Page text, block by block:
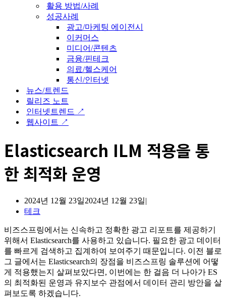
활용 방법/사례
성공사례
광고/마케팅 에이전시
이커머스
미디어/콘텐츠
금융/핀테크
의료/헬스케어
통신/인터넷
뉴스/트렌드
릴리즈 노트
인터넷트렌드 ↗
웹사이트 ↗
Elasticsearch ILM 적용을 통
한 최적화 운영
2024년 12월 23일2024년 12월 23일
테크
비즈스프링에서는 신속하고 정확한 광고 리포트를 제공하기
위해서 Elasticsearch를 사용하고 있습니다. 필요한 광고 데이터
를 빠르게 검색하고 집계하여 보여주기 때문입니다. 이전 블로
그 글에서는 Elasticsearch의 장점을 비즈스프링 솔루션에 어떻
게 적용했는지 살펴보았다면, 이번에는 한 걸음 더 나아가 ES
의 최적화된 운영과 유지보수 관점에서 데이터 관리 방안을 살
펴보도록 하겠습니다.